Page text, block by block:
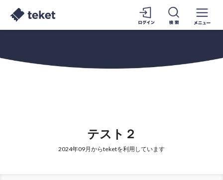
テスト２
2024年09月からteketを利用しています